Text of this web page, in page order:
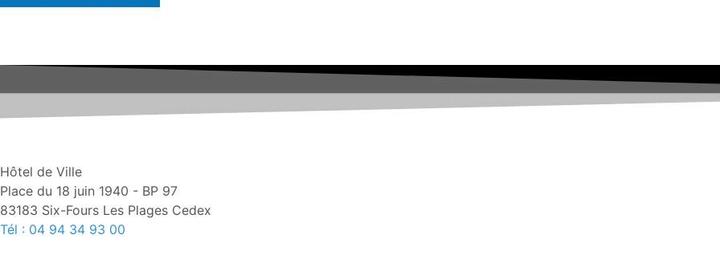
Hôtel de Ville
Place du 18 juin 1940 - BP 97
83183 Six-Fours Les Plages Cedex
Tél : 04 94 34 93 00